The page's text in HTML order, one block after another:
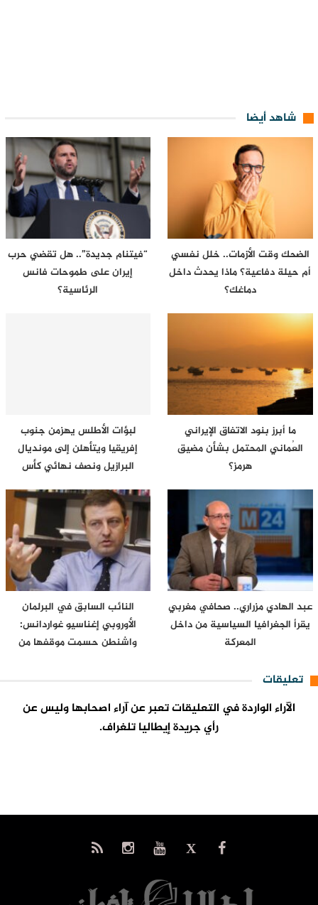
شاهد أيضا
الضحك وقت الأزمات.. خلل نفسي
أم حيلة دفاعية؟ ماذا يحدث داخل
دماغك؟
“فيتنام جديدة”.. هل تقضي حرب
إيران على طموحات فانس
الرئاسية؟
ما أبرز بنود الاتفاق الإيراني
العُماني المحتمل بشأن مضيق
هرمز؟
لبؤات الأطلس يهزمن جنوب
إفريقيا ويتأهلن إلى مونديال
البرازيل ونصف نهائي كأس
عبد الهادي مزراري.. صحافي مغربي
يقرأ الجغرافيا السياسية من داخل
المعركة
النائب السابق في البرلمان
الأوروبي إغناسيو غواردانس:
واشنطن حسمت موقفها من
تعليقات
الآراء الواردة في التعليقات تعبر عن آراء اصحابها وليس عن
رأي جريدة إيطاليا تلغراف.